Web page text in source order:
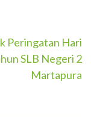
Peringatan Hari
SLB Negeri 2
Martapura